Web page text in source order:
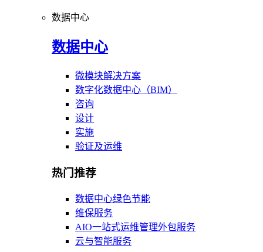
数据中心
数据中心
微模块解决方案
数字化数据中心（BIM）
咨询
设计
实施
验证及运维
热门推荐
数据中心绿色节能
维保服务
AIO一站式运维管理外包服务
云与智能服务